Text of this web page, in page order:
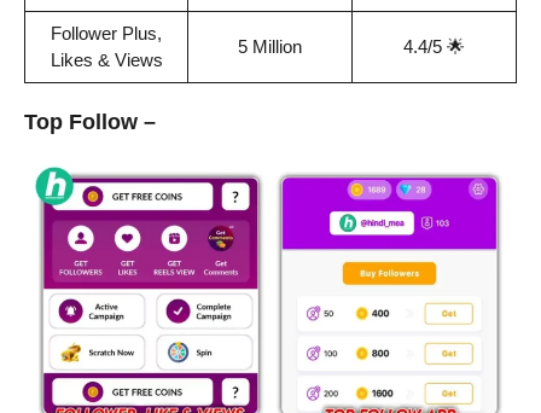
Follower Plus,
Likes & Views
5 Million 4.4/5 🌟
Top Follow –